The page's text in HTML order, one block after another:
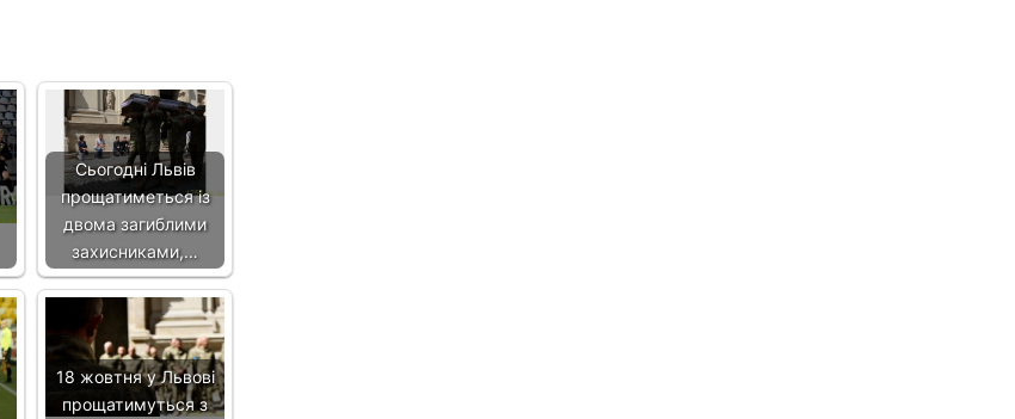
Сьогодні Львів
прощатиметься із
двома загиблими
захисниками,…
18 жовтня у Львові
прощатимуться з